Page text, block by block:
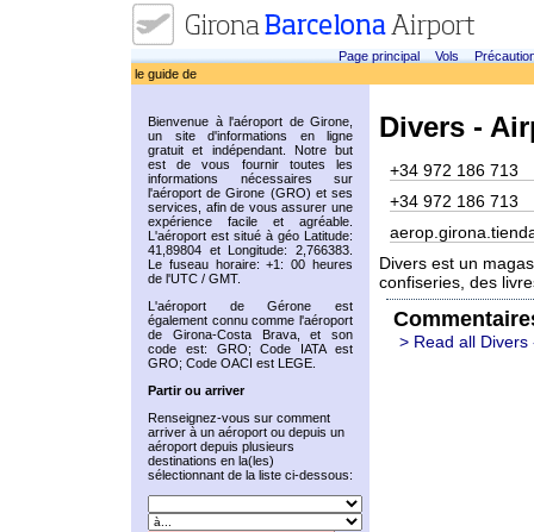
Page principal Vols
le guide de
Bienvenue à l'aéroport de Girone,
un site d'informations en ligne
gratuit et indépendant. Notre but
est de vous fournir toutes les
informations nécessaires sur
l'aéroport de Girone (GRO) et ses
services, afin de vous assurer une
expérience facile et agréable.
L'aéroport est situé à géo Latitude:
41,89804 et Longitude: 2,766383.
Le fuseau horaire: +1: 00 heures
de l'UTC / GMT.
L'aéroport de Gérone est
également connu comme l'aéroport
de Girona-Costa Brava, et son
code est: GRO; Code IATA est
GRO; Code OACI est LEGE.
Partir ou arriver
Renseignez-vous sur comment
arriver à un aéroport ou depuis un
aéroport depuis plusieurs
destinations en la(les)
sélectionnant de la liste ci-dessous:
Divers -
+34 972 186 713
+34 972 186 713
Divers est un
confiseries, des
> Read all Divers